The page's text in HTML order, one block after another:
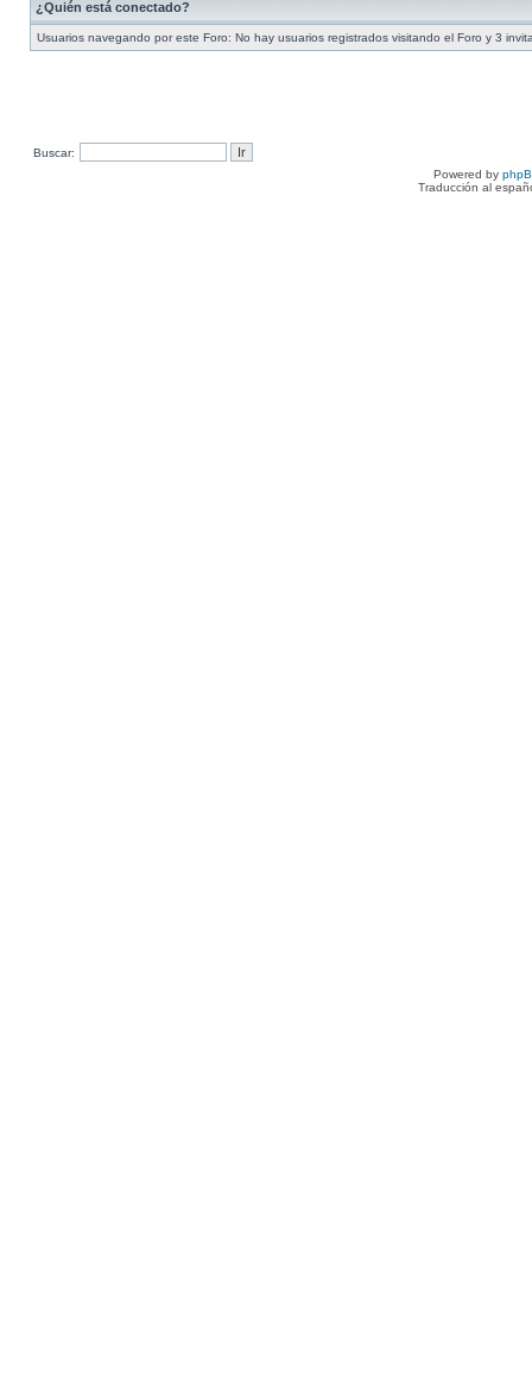
¿Quién está conectado?
Usuarios navegando por este Foro: No hay usuarios registrados visitando el Foro y 3
Buscar:
Powered by
Traducción al